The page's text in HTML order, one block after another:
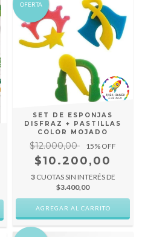
OFERTA
SET DE ESPONJAS
DISFRAZ + PASTILLAS
COLOR MOJADO
$12.000,00 15% OFF
$10.200,00
3 CUOTAS SIN INTERÉS DE
$3.400,00